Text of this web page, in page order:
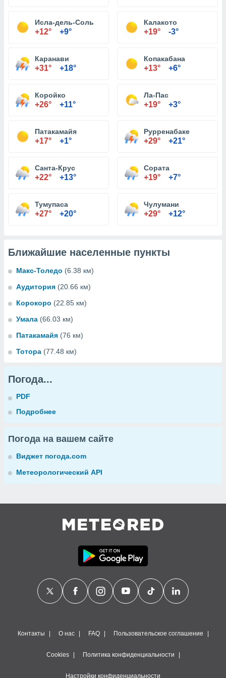
Исла-дель-Соль
+12° +9°
Калакото
+19° -3°
Каранави
+31° +18°
Копакабана
+13° +6°
Коройко
+26° +11°
Ла-Пас
+19° +3°
Патакамайя
+17° +1°
Рурренабаке
+29° +21°
Санта-Крус
+22° +13°
Сората
+19° +7°
Тумупаса
+27° +20°
Чулумани
+29° +12°
Ближайшие населенные пункты
Макс-Толедо (6.38 км)
Аудитория (20.66 км)
Корокоро (22.85 км)
Умала (66.03 км)
Патакамайя (76 км)
Тотора (77.48 км)
Погода...
PDF
Подробнее
Погода на вашем сайте
Виджет погода.com
Метеорологический API
Контакты О нас FAQ Пользовательское соглашение
Cookies Политика конфиденциальности
Настройки конфиденциальности